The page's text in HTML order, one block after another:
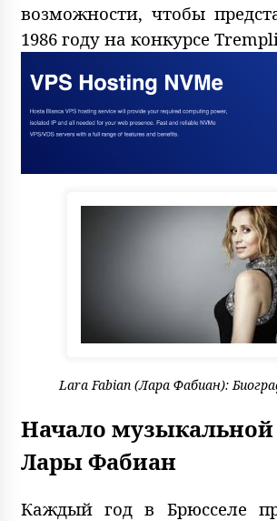
возможности, чтобы
1986 году на конкурсе
Lara Fabian (Лара Фабиан):
Начало
Лары Фабиан
Каждый год в Брюсселе